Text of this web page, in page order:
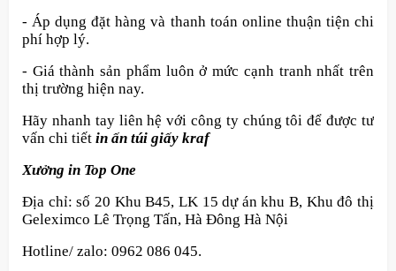
- Áp dụng đặt hàng và thanh toán online thuận tiện chi
phí hợp lý.
- Giá thành sản phẩm luôn ở mức cạnh tranh nhất trên
thị trường hiện nay.
Hãy nhanh tay liên hệ với công ty chúng tôi để được tư
vấn chi tiết in ấn túi giấy kraf
Xưởng in Top One
Địa chỉ: số 20 Khu B45, LK 15 dự án khu B, Khu đô thị
Geleximco Lê Trọng Tấn, Hà Đông Hà Nội
Hotline/ zalo: 0962 086 045.